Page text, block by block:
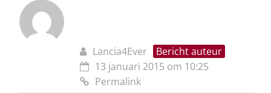
Lancia4Ever
Bericht auteur
13 januari 2015 om 10:25
Permalink